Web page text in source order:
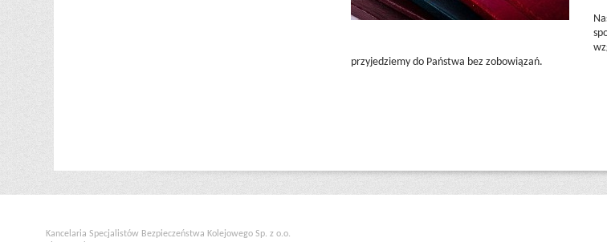
przyjedziemy do Państwa bez zobowiązań.
Kancelaria Specjalistów Bezpieczeństwa Kolejowego Sp. z o.o.